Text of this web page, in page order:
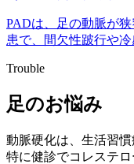
PADは、足の動脈が
患で、間欠性跛行や冷
Trouble
足のお悩み
動脈硬化は、生活習
特に健診でコレステ